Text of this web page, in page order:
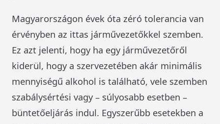
Magyarországon évek óta zéró tolerancia van
érvényben az ittas járművezetőkkel szemben.
Ez azt jelenti, hogy ha egy járművezetőről
kiderül, hogy a szervezetében akár minimális
mennyiségű alkohol is található, vele szemben
szabálysértési vagy – súlyosabb esetben –
büntetőeljárás indul. Egyszerűbb esetekben a